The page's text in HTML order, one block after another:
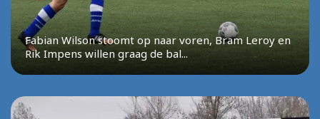
Fabian Wilson stoomt op naar voren, Bram Leroy en
Rik Impens willen graag de bal...